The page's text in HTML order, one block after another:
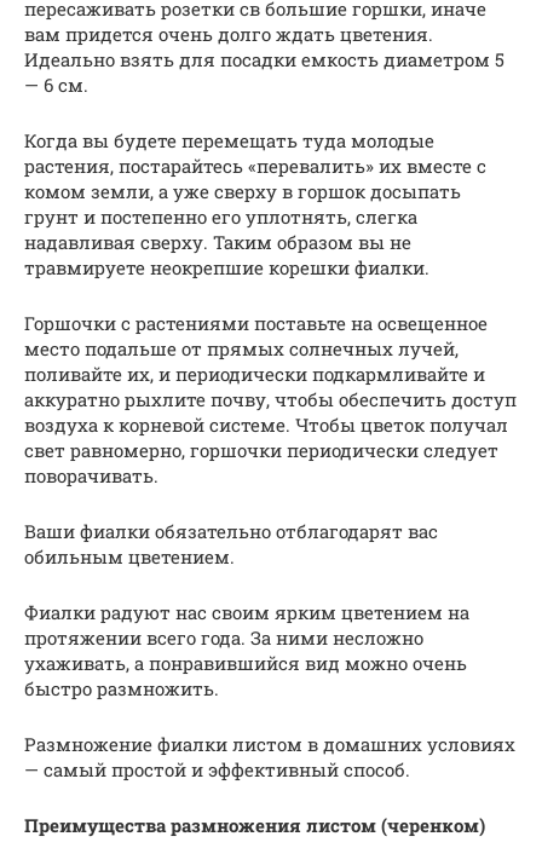
пересаживать розетки св большие горшки, иначе
вам придется очень долго ждать цветения.
Идеально взять для посадки емкость диаметром 5
— 6 см.
Когда вы будете перемещать туда молодые
растения, постарайтесь «перевалить» их вместе с
комом земли, а уже сверху в горшок досыпать
грунт и постепенно его уплотнять, слегка
надавливая сверху. Таким образом вы не
травмируете неокрепшие корешки фиалки.
Горшочки с растениями поставьте на освещенное
место подальше от прямых солнечных лучей,
поливайте их, и периодически подкармливайте и
аккуратно рыхлите почву, чтобы обеспечить доступ
воздуха к корневой системе. Чтобы цветок получал
свет равномерно, горшочки периодически следует
поворачивать.
Ваши фиалки обязательно отблагодарят вас
обильным цветением.
Фиалки радуют нас своим ярким цветением на
протяжении всего года. За ними несложно
ухаживать, а понравившийся вид можно очень
быстро размножить.
Размножение фиалки листом в домашних условиях
— самый простой и эффективный способ.
Преимущества размножения листом (черенком)